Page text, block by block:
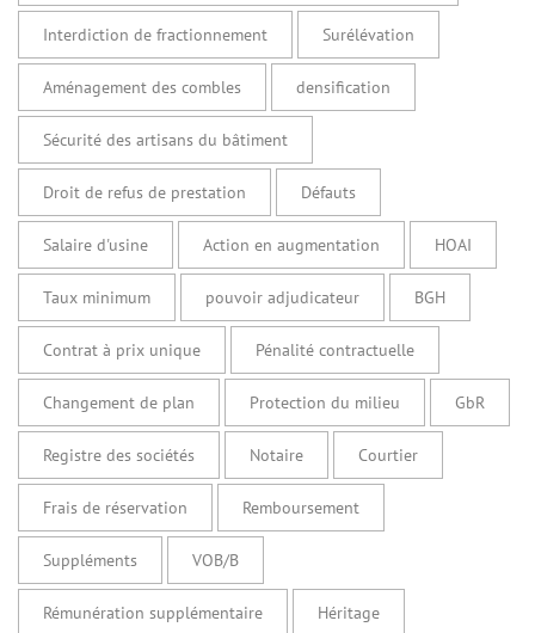
Interdiction de fractionnement Surélévation
Aménagement des combles densification
Sécurité des artisans du bâtiment
Droit de refus de prestation Défauts
Salaire d'usine Action en augmentation HOAI
Taux minimum pouvoir adjudicateur BGH
Contrat à prix unique Pénalité contractuelle
Changement de plan Protection du milieu GbR
Registre des sociétés Notaire Courtier
Frais de réservation Remboursement
Suppléments VOB/B
Rémunération supplémentaire Héritage